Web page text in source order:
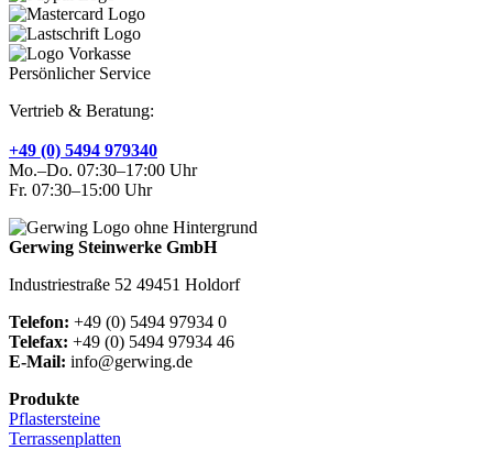
Persönlicher Service
Vertrieb & Beratung:
+49 (0) 5494 979340
Mo.–Do. 07:30–17:00 Uhr
Fr. 07:30–15:00 Uhr
Gerwing Steinwerke GmbH
Industriestraße 52 49451 Holdorf
Telefon: +49 (0) 5494 97934 0
Telefax: +49 (0) 5494 97934 46
E-Mail: info@gerwing.de
Produkte
Pflastersteine
Terrassenplatten